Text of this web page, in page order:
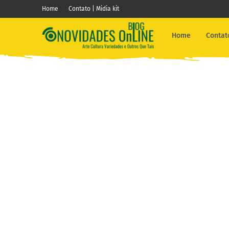
Home Contato | Midia kit
Home